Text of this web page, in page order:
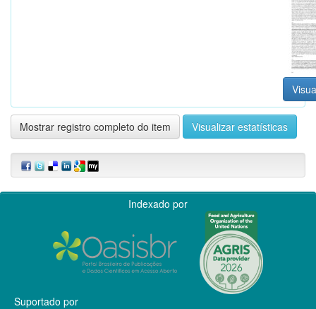
Mostrar registro completo do item Visualizar estatísticas
Indexado por
Suportado por